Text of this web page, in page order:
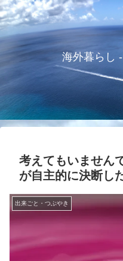
海外暮らし
考えてもいません
が自主的に決断し
出来ごと・つぶやき